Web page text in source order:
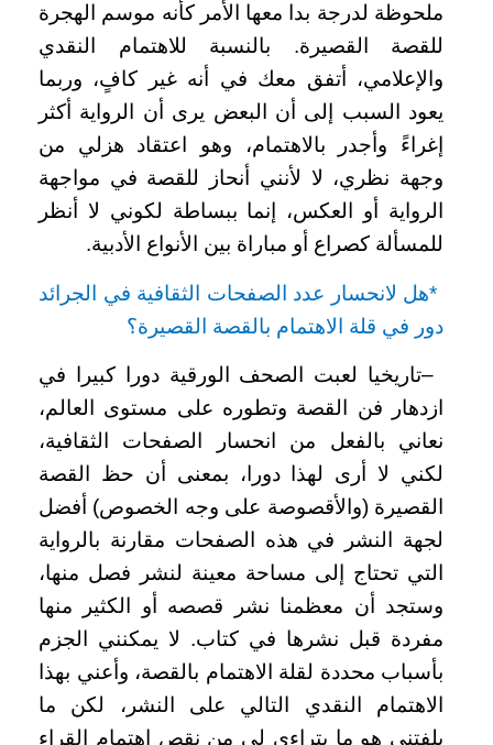
ملحوظة لدرجة بدا معها الأمر كأنه موسم الهجرة
للقصة القصيرة. بالنسبة للاهتمام النقدي
والإعلامي، أتفق معك في أنه غير كافٍ، وربما
يعود السبب إلى أن البعض يرى أن الرواية أكثر
إغراءً وأجدر بالاهتمام، وهو اعتقاد هزلي من
وجهة نظري، لا لأنني أنحاز للقصة في مواجهة
الرواية أو العكس، إنما ببساطة لكوني لا أنظر
للمسألة كصراع أو مباراة بين الأنواع الأدبية.
*هل لانحسار عدد الصفحات الثقافية في الجرائد
دور في قلة الاهتمام بالقصة القصيرة؟
–تاريخيا لعبت الصحف الورقية دورا كبيرا في
ازدهار فن القصة وتطوره على مستوى العالم،
نعاني بالفعل من انحسار الصفحات الثقافية،
لكني لا أرى لهذا دورا، بمعنى أن حظ القصة
القصيرة (والأقصوصة على وجه الخصوص) أفضل
لجهة النشر في هذه الصفحات مقارنة بالرواية
التي تحتاج إلى مساحة معينة لنشر فصل منها،
وستجد أن معظمنا نشر قصصه أو الكثير منها
مفردة قبل نشرها في كتاب. لا يمكنني الجزم
بأسباب محددة لقلة الاهتمام بالقصة، وأعني بهذا
الاهتمام النقدي التالي على النشر، لكن ما
يلفتني هو ما يتراءى لي من نقص اهتمام القراء